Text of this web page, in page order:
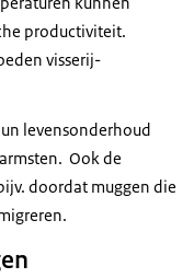
productiviteit.
visserij-
levensonderhoud
Ook de
doordat muggen die